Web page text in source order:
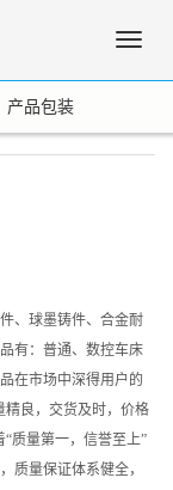
Toggle
产品包装
、球墨铸件、合金耐
有：普通、数控车床
在市场中深得用户的
精良，交货及时，价格
质量第一，信誉至上”
质量保证体系健全，